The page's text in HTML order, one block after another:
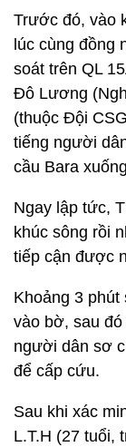
Trước đó, vào
lúc cùng đồng
soát trên QL
Đô Lương
(thuộc Đội
tiếng người
cầu Bara
Ngay lập tức,
khúc sông rồi
tiếp cận được
Khoảng 3
vào bờ, sau
người dân sơ
để cấp cứu.
Sau khi xác
L.T.H (27 tuổi,